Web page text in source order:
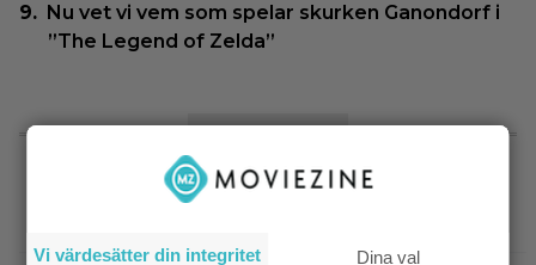
Nu vet vi vem som spelar skurken Ganondorf i
”The Legend of Zelda”
Hör Sveriges märkligaste skratt i
Vi värdesätter din integritet Dina val